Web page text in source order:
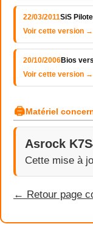
22/03/2011SiS
Voir cette version →
20/10/2006Bios
Voir cette version →
🖨Matériel
Asrock
Cette mise à
← Retour page